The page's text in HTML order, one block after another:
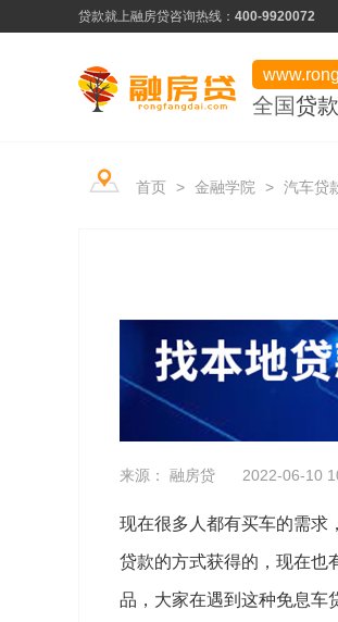
贷款就上融房贷咨询热线： 400-9920072
贷
全国
信用贷款
企业贷款
低门槛、快速审批
服务市场
平台学堂
资料下载
首页 > 金融学院 > 汽车贷
来源： 融房贷 2022-06-10
现在很多人都有买车的需求
贷款的方式获得的，现在也
品，大家在遇到这种免息车